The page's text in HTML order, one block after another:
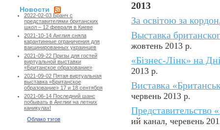
Новости
2022-02-03 Бранч с
представителями британских
школ – 12 февраля в Киеве
2021-10-14 Англия сняла
карантинные ограничения для
вакцинированных украинцев
2021-09-22 Призы для гостей
виртуальной выставки
«Британское образование»
2021-09-02 Пятая виртуальная
выставка «Британское
образование» 17 и 18 сентября
2021-06-14 Последний шанс
побывать в Англии на летних
каникулах!
Облако тэгов
2013
За освітою за кордон
Выставка
жовтень 2013 р.
«Бізнес-Лінк» на
2013 р.
Виставка
червень 2013 р.
Представительство
ий канал, черевень